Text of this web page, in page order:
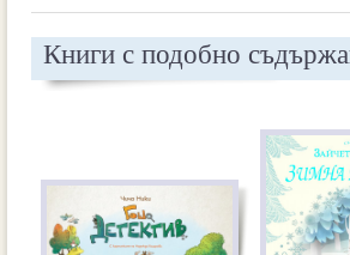
Книги с подобно